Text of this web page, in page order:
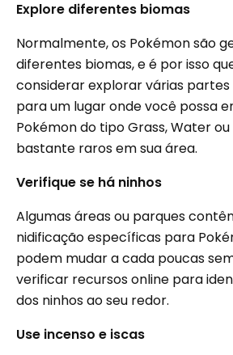
Explore diferentes biomas
Normalmente, os Pokémon são
diferentes biomas, e é por isso
considerar explorar várias partes
para um lugar onde você possa
Pokémon do tipo Grass, Water
bastante raros em sua área.
Verifique se há ninhos
Algumas áreas ou parques
nidificação específicas para
podem mudar a cada poucas
verificar recursos online para
dos ninhos ao seu redor.
Use incenso e iscas